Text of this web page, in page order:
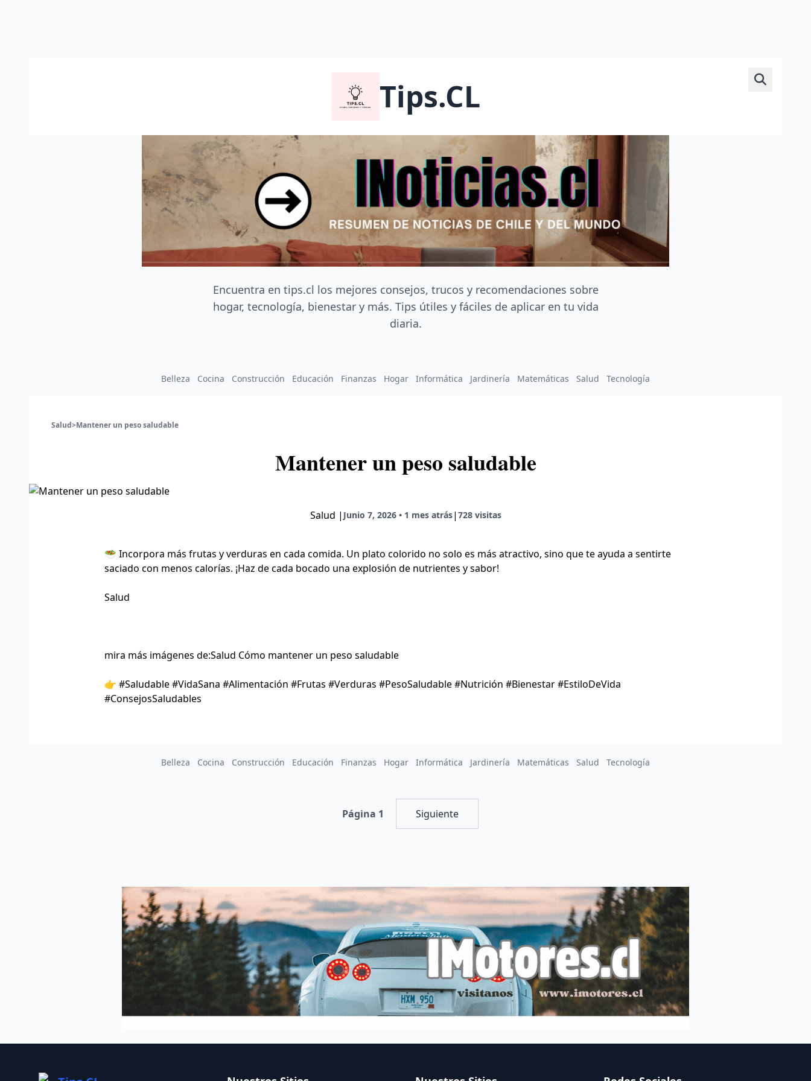
Tips.CL
Encuentra en tips.cl los mejores consejos, trucos y recomendaciones sobre
hogar, tecnología, bienestar y más. Tips útiles y fáciles de aplicar en tu vida
diaria.
Belleza Cocina Construcción Educación Finanzas Hogar Informática Jardinería Matemáticas Salud Tecnología
Salud>Mantener un peso saludable
Mantener un peso saludable
Salud | Junio 7, 2026 • 1 mes atrás| 728 visitas
🥗 Incorpora más frutas y verduras en cada comida. Un plato colorido no solo es más atractivo, sino que te ayuda a sentirte
saciado con menos calorías. ¡Haz de cada bocado una explosión de nutrientes y sabor!
Salud
mira más imágenes de:Salud Cómo mantener un peso saludable
👉 #Saludable #VidaSana #Alimentación #Frutas #Verduras #PesoSaludable #Nutrición #Bienestar #EstiloDeVida
#ConsejosSaludables
Belleza Cocina Construcción Educación Finanzas Hogar Informática Jardinería Matemáticas Salud Tecnología
Página 1 Siguiente